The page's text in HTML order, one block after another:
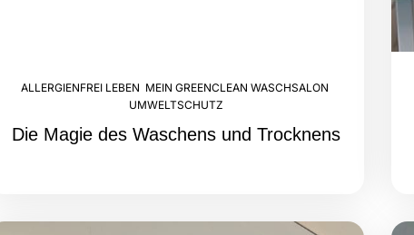
ALLERGIENFREI LEBEN MEIN GREENCLEAN WASCHSALON
UMWELTSCHUTZ
Die Magie des Waschens und Trocknens